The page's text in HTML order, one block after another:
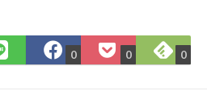
LINE
で
Facebook
で
0
Pocket
に
0
で
0